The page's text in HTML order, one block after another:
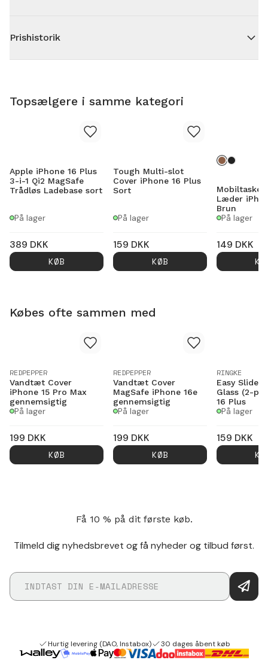
Prishistorik
Topsælgere i samme kategori
Apple iPhone 16 Plus
3-i-1 Qi2 MagSafe
Trådløs Ladebase sort
På lager
389 DKK
KØB
Tough Multi-slot
Cover iPhone 16 Plus
Sort
På lager
159 DKK
KØB
Mobiltaske
Læder
Brun
På lager
149 DKK
Købes ofte sammen med
REDPEPPER
Vandtæt Cover
iPhone 15 Pro Max
gennemsigtig
På lager
199 DKK
KØB
REDPEPPER
Vandtæt Cover
MagSafe iPhone 16e
gennemsigtig
På lager
199 DKK
KØB
RINGKE
Easy Slide
Glass (2-
16 Plus
På lager
159 DKK
Få 10 % på dit første køb.
Tilmeld dig nyhedsbrevet og få nyheder og tilbud først.
Hurtig levering (DAO, Instabox) 30 dages åbent køb